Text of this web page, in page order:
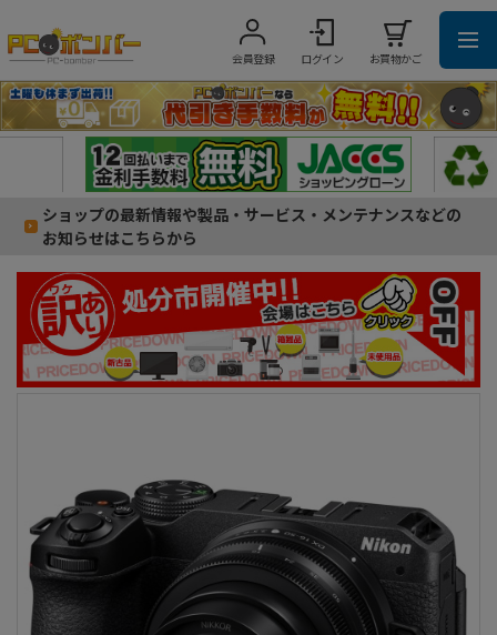
会員登録 ログイン お買物かご
ショップの最新情報や製品・サービス・メンテナンスなどの
お知らせはこちらから